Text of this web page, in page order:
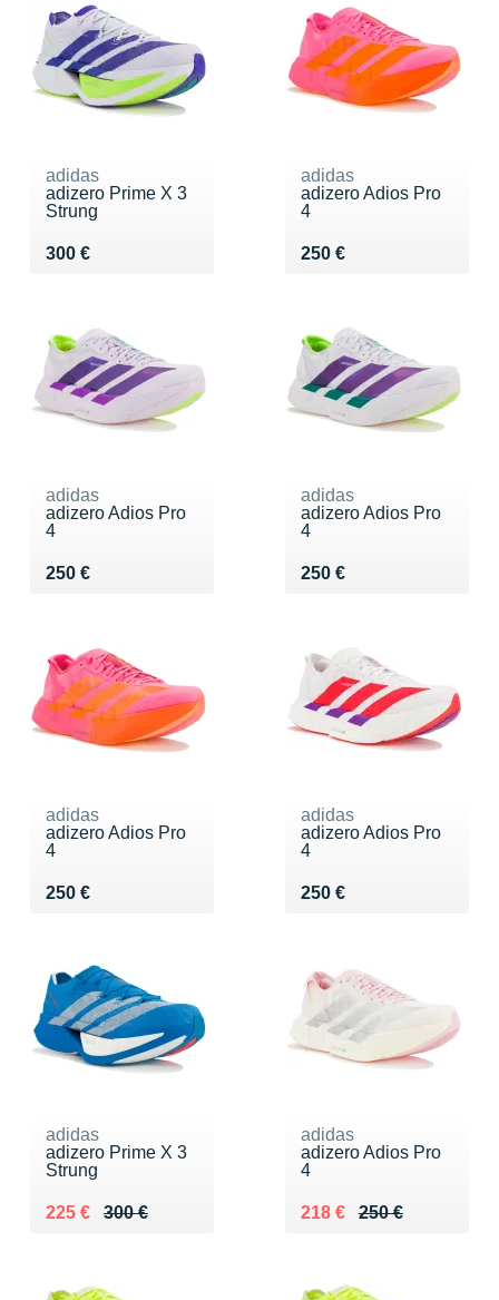
adidas
adizero Prime X 3
Strung
300 €
Vendu 300 €
adidas
adizero Adios Pro
4
250 €
Vendu 250 €
adidas
adizero Adios Pro
4
250 €
Vendu 250 €
adidas
adizero Adios Pro
4
250 €
Vendu 250 €
adidas
adizero Adios Pro
4
250 €
Vendu 250 €
adidas
adizero Adios Pro
4
250 €
Vendu 250 €
adidas
adizero Prime X 3
Strung
300 €
Au lieu de 300 €
225 €
Vendu 225 €
adidas
adizero Adios Pro
4
250 €
Au lieu de 250 €
218 €
Vendu 218 €